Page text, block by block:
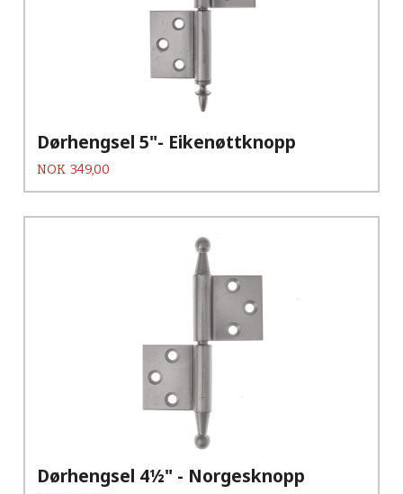
Dørhengsel 5"- Eikenøttknopp
Pris
NOK 349,00
Dørhengsel 4½" - Norgesknopp